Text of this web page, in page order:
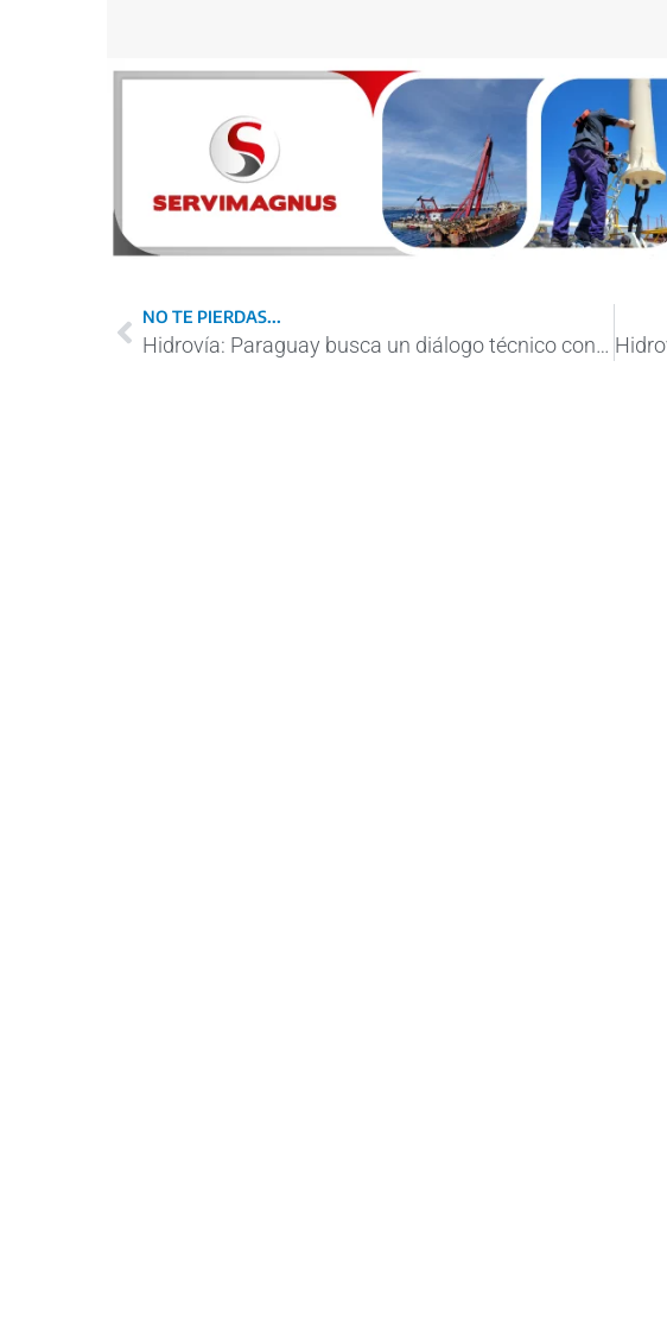
NO TE PIERDAS...
Hidrovía: Paraguay busca un diálogo técnico con Argentina para levantar el peaje